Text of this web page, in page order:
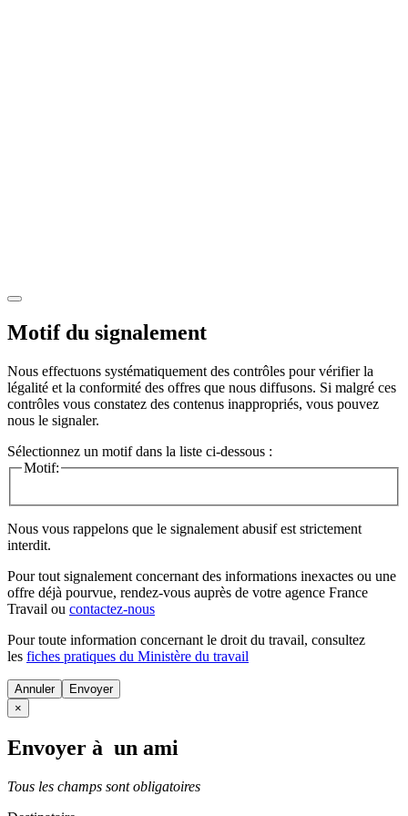
Motif du signalement
Nous effectuons systématiquement des contrôles pour vérifier la
légalité et la conformité des offres que nous diffusons. Si malgré ces
contrôles vous constatez des contenus inappropriés, vous pouvez
nous le signaler.
Sélectionnez un motif dans la liste ci-dessous :
Motif:
Nous vous rappelons que le signalement abusif est strictement
interdit.
Pour tout signalement concernant des informations inexactes ou une
offre déjà pourvue, rendez-vous auprès de votre agence France
Travail ou contactez-nous
Pour toute information concernant le droit du travail, consultez
les fiches pratiques du Ministère du travail
Annuler
×
Envoyer à un ami
Tous les champs sont obligatoires